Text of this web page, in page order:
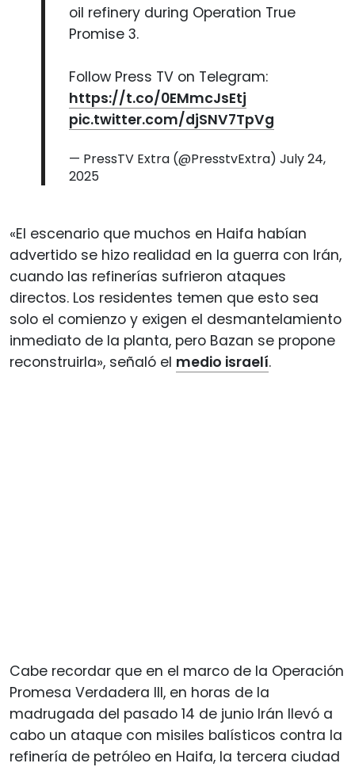
oil refinery during Operation True
Promise 3.
Follow Press TV on Telegram:
https://t.co/0EMmcJsEtj
pic.twitter.com/djSNV7TpVg
— PressTV Extra (@PresstvExtra) July 24,
2025
«El escenario que muchos en Haifa habían
advertido se hizo realidad en la guerra con Irán,
cuando las refinerías sufrieron ataques
directos. Los residentes temen que esto sea
solo el comienzo y exigen el desmantelamiento
inmediato de la planta, pero Bazan se propone
reconstruirla», señaló el medio israelí.
Cabe recordar que en el marco de la Operación
Promesa Verdadera III, en horas de la
madrugada del pasado 14 de junio Irán llevó a
cabo un ataque con misiles balísticos contra la
refinería de petróleo en Haifa, la tercera ciudad